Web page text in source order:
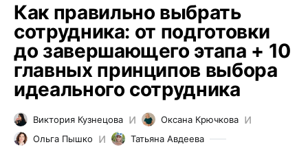
Как правильно выбрать
сотрудника: от подготовки
до завершающего этапа + 10
главных принципов выбора
идеального сотрудника
Виктория Кузнецова и Оксана Крючкова и
Ольга Пышко и Татьяна Авдеева